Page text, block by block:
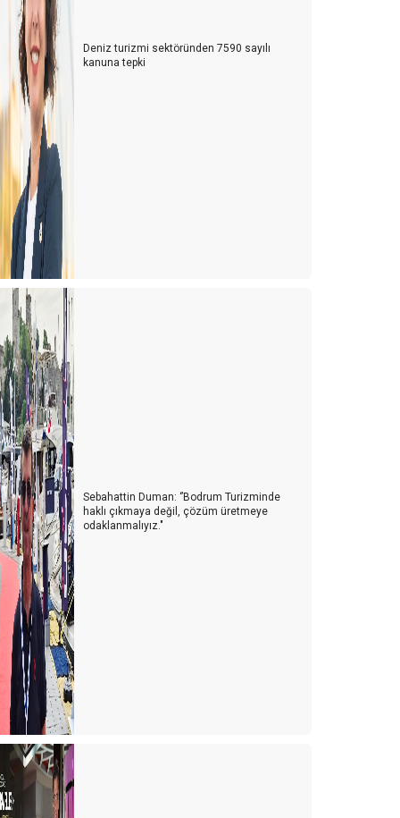
Karamsar Kasım!
Türk Turizminin Kurtuluş Mücadelesi
Kontrolsüzlüğü Özledik!
Uçuşlar! Umut Getirdiler… Sevinç Getirdiler…
ve Polonya sektöre ivme kazandıracak
Hiç Unutmayacağız 2020!
Artık Hiçbir Şey Eskisi Gibi Olmayacak!
En Büyük Değerlerimizden Birisini, Duayen Bekir
Ağabeyimizi Kaybettik
İddialı Bir 2020 Bizi Bekliyor
Rekorlar ile Uğurluyoruz …
şeye rağmen 2019 turizm sezonu
Büyük Erdem, İnsan Olmak.. Güzel İnsan Olmak..
Hey Heybeliada!..
Bakandan elde edindiği izlenimler
Geldik, Nereye Gidiyoruz…
Birikmiş Bir Değerdir. Değerlerimize Sahip
Biterken Öbürü Başlar…
seçimleri tamamlandı
Genel Kuruluna Doğru …
Bir Sezon Daha Bitti …
Sonbahar Geldi… Yapraklar dökülmeye başladı
Turizminde Yeni Dönem …
Deniz turizmi sektöründen 7590 sayılı
kanuna tepki
Sebahattin Duman: ‘’Bodrum Turizminde
haklı çıkmaya değil, çözüm üretmeye
odaklanmalıyız."